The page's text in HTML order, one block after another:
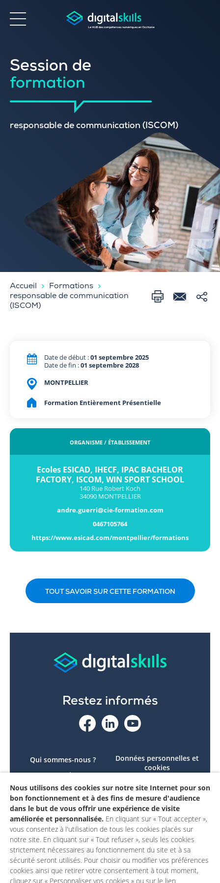
Accessibilité
Session de
formation
responsable de communication (ISCOM)
Accueil
Formations
responsable de communication
(ISCOM)
Date de début :01 septembre 2025
Date de fin :01 septembre 2028
MONTPELLIER
Formation Entièrement Présentielle
ORGANISME / ÉTABLISSEMENT
Ecoles ESICAD, IHECF, IPAC BACHELOR
FACTORY, ISCOM, WIN SPORT SCHOOL
140 Rue Robert Koch
34090 MONTPELLIER
andre.guerri@cie-formation.com
0467105764
https://www.esicad.com/montpellier/formations
TOUT SAVOIR SUR CETTE FORMATION
Restez informés
Qui sommes-nous ?
Le projet
Contactez-nous
Mon compte
Données personnelles et
cookies
conforme
Mentions légales
Nous utilisons des cookies sur notre site Internet pour son
bon fonctionnement et à des fins de mesure d'audience
dans le but de vous offrir une expérience de visite
améliorée et personnalisée. En cliquant sur « Tout accepter »,
vous consentez à l'utilisation de tous les cookies placés sur
notre site. En cliquant sur « Tout refuser », seuls les cookies
strictement nécessaires au fonctionnement du site et à sa
sécurité seront utilisés. Pour choisir ou modifier vos préférences
cookies ainsi que retirer votre consentement à tout moment,
cliquez sur « Personnaliser vos cookies » ou sur le lien